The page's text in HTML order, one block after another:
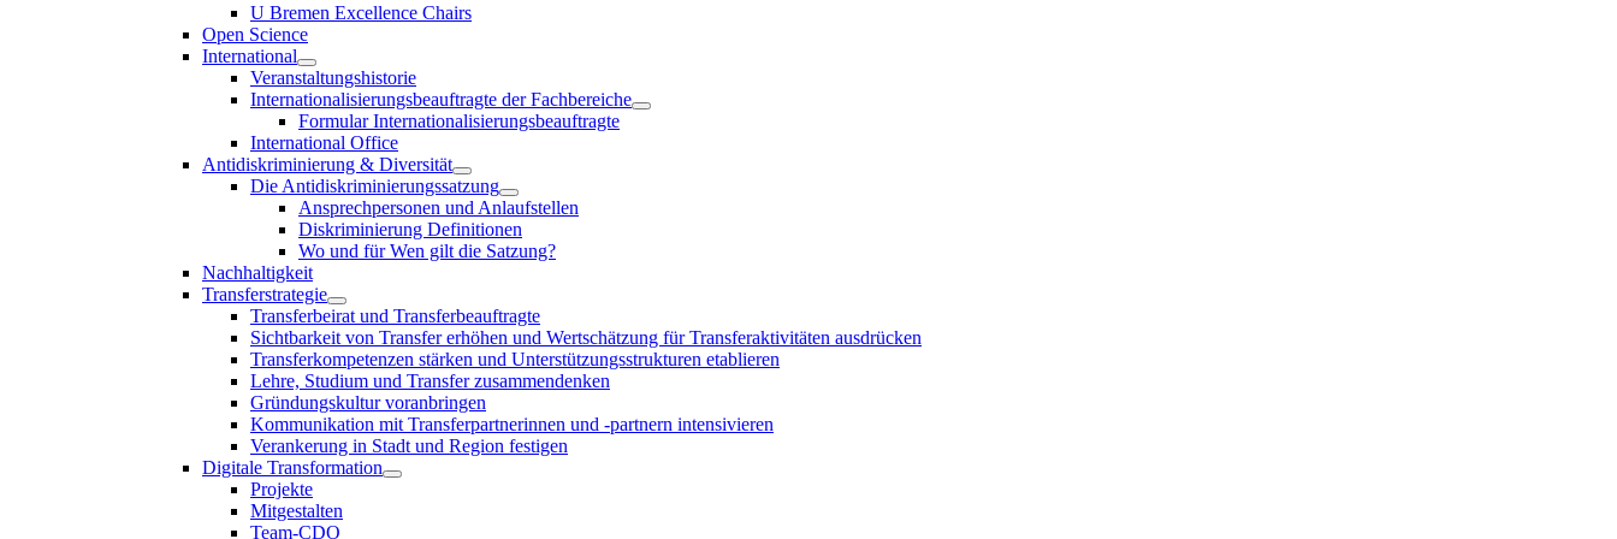
U Bremen Excellence Chairs
Open Science
International
Veranstaltungshistorie
Internationalisierungsbeauftragte der Fachbereiche
Formular Internationalisierungsbeauftragte
International Office
Antidiskriminierung & Diversität
Die Antidiskriminierungssatzung
Ansprechpersonen und Anlaufstellen
Diskriminierung Definitionen
Wo und für Wen gilt die Satzung?
Nachhaltigkeit
Transferstrategie
Transferbeirat und Transferbeauftragte
Sichtbarkeit von Transfer erhöhen und Wertschätzung für Transferaktivitäten ausdrücken
Transferkompetenzen stärken und Unterstützungsstrukturen etablieren
Lehre, Studium und Transfer zusammendenken
Gründungskultur voranbringen
Kommunikation mit Transferpartnerinnen und -partnern intensivieren
Verankerung in Stadt und Region festigen
Digitale Transformation
Projekte
Mitgestalten
Team-CDO